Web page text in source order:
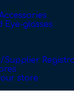
Eye-glasses
Supplier
store